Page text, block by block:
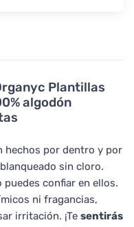
Plantillas
algodón
hechos por dentro y por
blanqueado sin cloro.
confiar en ellos.
ni fragancias,
irritación. ¡Te sentirás